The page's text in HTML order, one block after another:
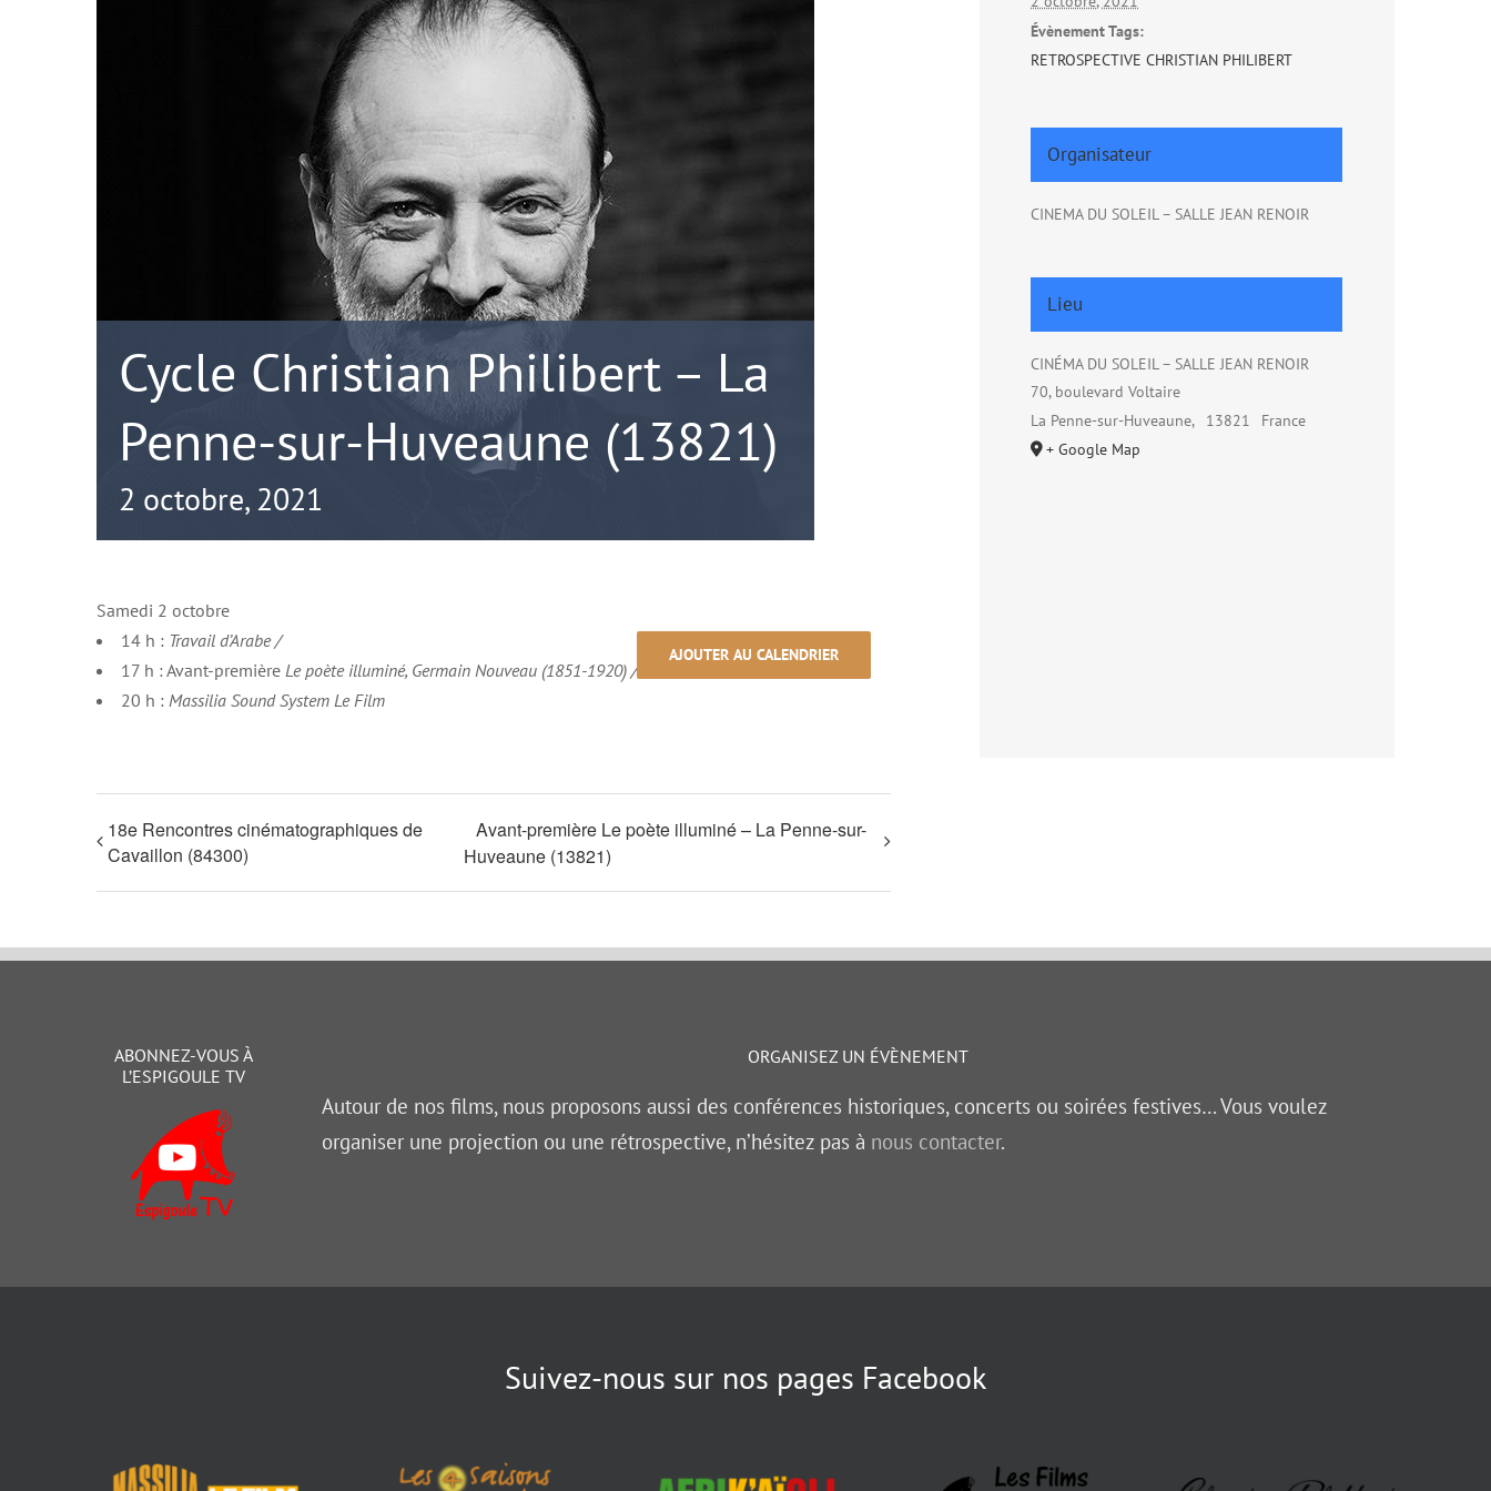
Cycle Christian Philibert – La
Penne-sur-Huveaune (13821)
2 octobre, 2021
Samedi 2 octobre
14 h : Travail d’Arabe /
17 h : Avant-première Le poète illuminé, Germain Nouveau (1851-1920) /
20 h : Massilia Sound System Le Film
AJOUTER AU CALENDRIER
18e Rencontres cinématographiques de
Cavaillon (84300)
Avant-première Le poète illuminé – La Penne-sur-
Huveaune (13821)
Évènement Tags:
RETROSPECTIVE CHRISTIAN PHILIBERT
Organisateur
CINEMA DU SOLEIL – SALLE JEAN RENOIR
Lieu
CINÉMA DU SOLEIL – SALLE JEAN RENOIR
70, boulevard Voltaire
La Penne-sur-Huveaune, 13821
France
+ Google Map
ABONNEZ-VOUS À
L’ESPIGOULE TV
ORGANISEZ UN ÉVÈNEMENT
Autour de nos films, nous proposons aussi des conférences historiques, concerts ou soirées festives… Vous voulez
organiser une projection ou une rétrospective, n’hésitez pas à nous contacter.
Suivez-nous sur nos pages Facebook